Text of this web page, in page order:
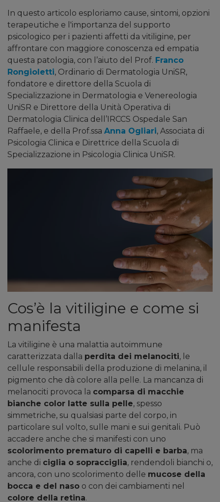
In questo articolo esploriamo cause, sintomi, opzioni
terapeutiche e l'importanza del supporto
psicologico per i pazienti affetti da vitiligine, per
affrontare con maggiore conoscenza ed empatia
questa patologia, con l’aiuto del Prof. Franco
Rongioletti, Ordinario di Dermatologia UniSR,
fondatore e direttore della Scuola di
Specializzazione in Dermatologia e Venereologia
UniSR e Direttore della Unità Operativa di
Dermatologia Clinica dell’IRCCS Ospedale San
Raffaele, e della Prof.ssa Anna Ogliari, Associata di
Psicologia Clinica e Direttrice della Scuola di
Specializzazione in Psicologia Clinica UniSR.
Cos’è la vitiligine e come si
manifesta
La vitiligine è una malattia autoimmune
caratterizzata dalla perdita dei melanociti, le
cellule responsabili della produzione di melanina, il
pigmento che dà colore alla pelle. La mancanza di
melanociti provoca la comparsa di macchie
bianche color latte sulla pelle, spesso
simmetriche, su qualsiasi parte del corpo, in
particolare sul volto, sulle mani e sui genitali. Può
accadere anche che si manifesti con uno
scolorimento prematuro di capelli e barba, ma
anche di ciglia o sopracciglia, rendendoli bianchi o,
ancora, con uno scolorimento delle mucose della
bocca e del naso o con dei cambiamenti nel
colore della retina.